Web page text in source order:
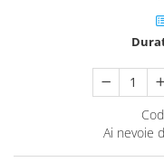
Scule de mana
Capsatoare ,
pistoale silicon
Chei si truse chei
Ai nevoie